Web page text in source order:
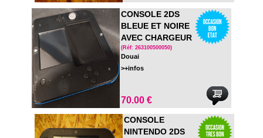
CONSOLE 2DS
BLEUE ET NOIRE
AVEC CHARGEUR
(Réf: 263100500050)
Douai
>+infos
70.00 €
CONSOLE
NINTENDO 2DS